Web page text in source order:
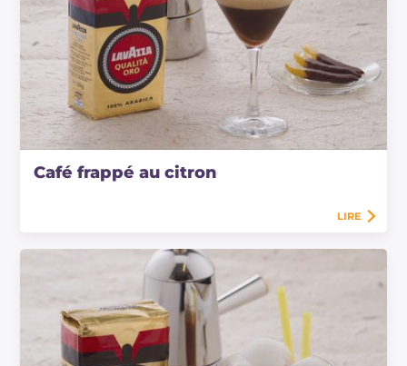
Café frappé au citron
LIRE